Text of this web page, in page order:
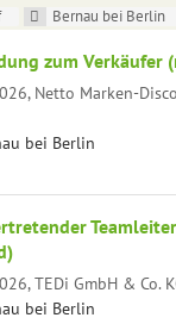
Bernau bei Berlin
zum Verkäufer
Netto Marken-
bei Berlin
TEDi GmbH & Co.
bei Berlin